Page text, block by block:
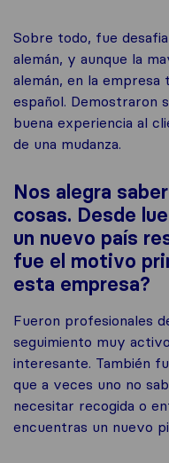
Sobre todo, fue
alemán, y aunque la
alemán, en la empresa
español. Demostraron
buena experiencia al
de una mudanza.
Nos alegra
cosas. Desde
un nuevo país
fue el motivo
esta empresa?
Fueron profesionales
seguimiento muy
interesante. También
que a veces uno no
necesitar recogida o
encuentras un nuevo